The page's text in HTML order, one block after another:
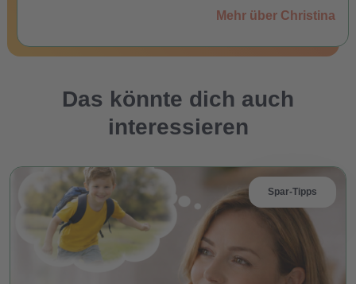
Mehr über Christina
Das könnte dich auch
interessieren
Spar-Tipps